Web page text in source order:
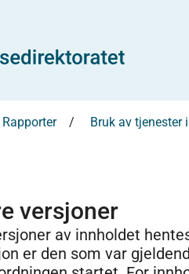
Rapporter Bruk av tjenester
versjoner
av innholdet
er den som var